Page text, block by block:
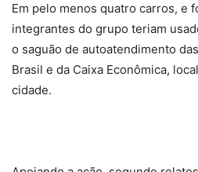
Em pelo menos quatro carros, e
integrantes do grupo teriam
o saguão de autoatendimento
Brasil e da Caixa Econômica,
cidade.